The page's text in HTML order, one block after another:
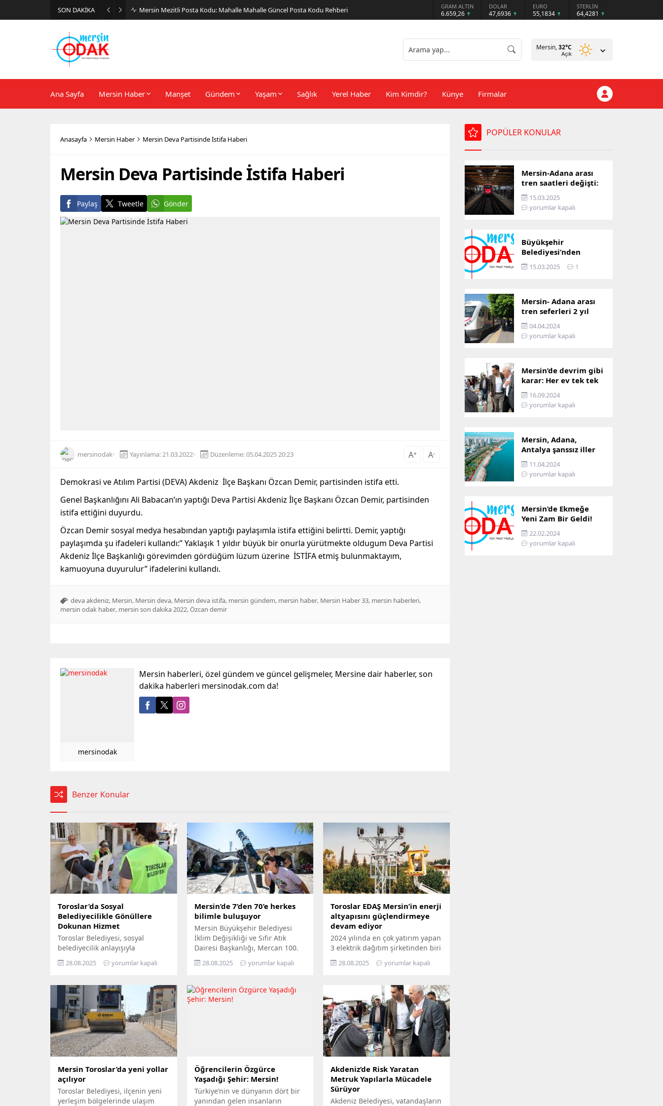
SON DAKİKA Günlük Stil İçin Erkek Sneaker Önerileri GRAM ALTIN
6.659,26
DOLAR
47,6936
EURO
55,1834
STERLİN
64,4281
Mersin,32°C
Açık
Ana Sayfa Mersin Haber Manşet Gündem Yaşam Sağlık Yerel Haber Kim Kimdir? Künye Firmalar
Anasayfa Mersin Haber Mersin Deva Partisinde İstifa Haberi
Mersin Deva Partisinde İstifa Haberi
Paylaş Tweetle Gönder
mersinodak Yayınlama: 21.03.2022 Düzenleme: 05.04.2025 20:23 A+ A-
Demokrasi ve Atılım Partisi (DEVA) Akdeniz İlçe Başkanı Özcan Demir, partisinden istifa etti.
Genel Başkanlığını Ali Babacan’ın yaptığı Deva Partisi Akdeniz İlçe Başkanı Özcan Demir, partisinden
istifa ettiğini duyurdu.
Özcan Demir sosyal medya hesabından yaptığı paylaşımla istifa ettiğini belirtti. Demir, yaptığı
paylaşımda şu ifadeleri kullandı:” Yaklaşık 1 yıldır büyük bir onurla yürütmekte oldugum Deva Partisi
Akdeniz İlçe Başkanlığı görevimden gördüğüm lüzum üzerine İSTİFA etmiş bulunmaktayım,
kamuoyuna duyurulur” ifadelerini kullandı.
deva akdeniz, Mersin, Mersin deva, Mersin deva istifa, mersin gündem, mersin haber, Mersin Haber 33, mersin haberleri,
mersin odak haber, mersin son dakika 2022,Özcan demir
mersinodak
Mersin haberleri, özel gündem ve güncel gelişmeler, Mersine dair haberler, son
dakika haberleri mersinodak.com da!
Benzer Konular
Toroslar’da Sosyal
Belediyecilikle Gönüllere
Dokunan Hizmet
Toroslar Belediyesi, sosyal
belediyecilik anlayışıyla
vatandaşların gönüllerine
dokunmaya devam ediyor. İlçede
özel gereksinimli bireyler ile gazi
ve şehit aileleri, belediyenin
şefkatli elini her zaman
yanlarında hissediyor. Belediye
Sosyal Destek Hizmetleri
Müdürlüğü’ne bağlı Şehit ve Gazi
Şefliği ile Yaşlı ve Engelli Şefliği,
belli periyotlarla ev ziyaretleri
gerçekleştiriyor....
28.08.2025 yorumlar kapalı
Mersin’de 7’den 70’e herkes
bilimle buluşuyor
Mersin Büyükşehir Belediyesi
İklim Değişikliği ve Sıfır Atık
Dairesi Başkanlığı, Mercan 100.
Yıl İklim ve Çevre Bilim Merkezi’ni
ziyaret edemeyenler için bilimi
‘Gökyüzü Hepimizin, Bilim Her
Yerde’ sloganıyla yola çıkan
28.08.2025 yorumlar kapalı
Toroslar EDAŞ Mersin’in enerji
altyapısını güçlendirmeye
devam ediyor
2024 yılında en çok yatırım yapan
3 elektrik dağıtım şirketinden biri
olan Toroslar EDAŞ, 2025 yılının
ilk 6 ayında Türkiye’nin en
Mersin’de gerçekleştirdiği 381
milyon TL’yi aşan yatırımla, enerji
altyapısını bugünün ihtiyaçlarına
uygun biçimde yenilerken,
geleceğin artan taleplerine de
hazır hâle getiriyor Türkiye’nin
enerji dönüşümüne öncülük...
28.08.2025 yorumlar kapalı
Mersin Toroslar’da yeni yollar
açılıyor
Toroslar Belediyesi, ilçenin yeni
yerleşim bölgelerinde ulaşım
Öğrencilerin Özgürce
Yaşadığı Şehir: Mersin!
Türkiye’nin ve dünyanın dört bir
yanından gelen insanların
Akdeniz’de Risk Yaratan
Metruk Yapılarla Mücadele
Sürüyor
Akdeniz Belediyesi, vatandaşların
POPÜLER KONULAR
Mersin-Adana arası
tren saatleri değişti:
İşte yeni ulaşım listesi
15.03.2025
yorumlar kapalı
Büyükşehir
Belediyesi’nden
Mersin ve Adana arası
ulaşım başladı
15.03.2025 1
Mersin- Adana arası
tren seferleri 2 yıl
boyunca
çalışmayacak
04.04.2024
yorumlar kapalı
Mersin’de devrim gibi
karar: Her ev tek tek
incelenecek!
16.09.2024
yorumlar kapalı
Mersin, Adana,
Antalya şanssız iller
arasına girdi: İşte
sebebi…
11.04.2024
yorumlar kapalı
Mersin’de Ekmeğe
Yeni Zam Bir Geldi!
İşte Mersin’in Zamlı
Ekmek Fiyatı!
22.02.2024
yorumlar kapalı